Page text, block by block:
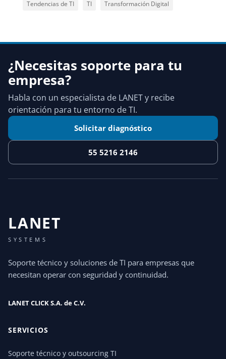
Tendencias de TI
TI Transformación Digital
¿Necesitas soporte para tu
empresa?
Habla con un especialista de LANET y recibe
orientación para tu entorno de TI.
Solicitar diagnóstico
55 5216 2146
LANET
SYSTEMS
Soporte técnico y soluciones de TI para empresas que
necesitan operar con seguridad y continuidad.
LANET CLICK S.A. de C.V.
SERVICIOS
Soporte técnico y outsourcing TI